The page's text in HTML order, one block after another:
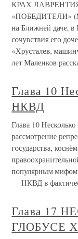
КРАХ
«ПОБЕДИТЕЛИ»
на Ближней даче, в
сочувствия его
«Хрусталев,
лет Маленков
Глава 10
НКВД
Глава 10
рассмотрение
государства,
популярным
— НКВД в
Глава 17
ГЛОБУСЕ